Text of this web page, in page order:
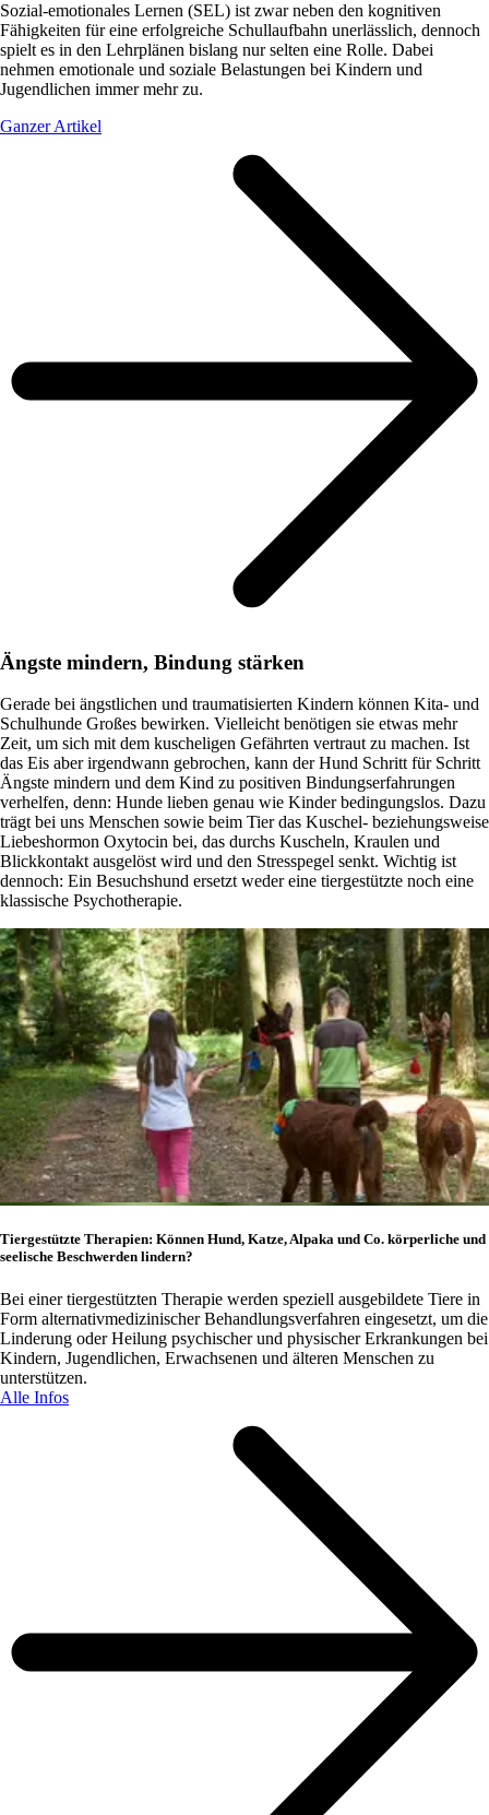
Sozial-emotionales Lernen (SEL) ist zwar neben den kognitiven
Fähigkeiten für eine erfolgreiche Schullaufbahn unerlässlich, dennoch
spielt es in den Lehrplänen bislang nur selten eine Rolle. Dabei
nehmen emotionale und soziale Belastungen bei Kindern und
Jugendlichen immer mehr zu.
Ganzer Artikel
Ängste mindern, Bindung stärken
Gerade bei ängstlichen und traumatisierten Kindern können Kita- und
Schulhunde Großes bewirken. Vielleicht benötigen sie etwas mehr
Zeit, um sich mit dem kuscheligen Gefährten vertraut zu machen. Ist
das Eis aber irgendwann gebrochen, kann der Hund Schritt für Schritt
Ängste mindern und dem Kind zu positiven Bindungserfahrungen
verhelfen, denn: Hunde lieben genau wie Kinder bedingungslos. Dazu
trägt bei uns Menschen sowie beim Tier das Kuschel- beziehungsweise
Liebeshormon Oxytocin bei, das durchs Kuscheln, Kraulen und
Blickkontakt ausgelöst wird und den Stresspegel senkt. Wichtig ist
dennoch: Ein Besuchshund ersetzt weder eine tiergestützte noch eine
klassische Psychotherapie.
Tiergestützte Therapien: Können Hund, Katze, Alpaka und Co. körperliche und
seelische Beschwerden lindern?
Bei einer tiergestützten Therapie werden speziell ausgebildete Tiere in
Form alternativmedizinischer Behandlungsverfahren eingesetzt, um die
Linderung oder Heilung psychischer und physischer Erkrankungen bei
Kindern, Jugendlichen, Erwachsenen und älteren Menschen zu
unterstützen.
Alle Infos